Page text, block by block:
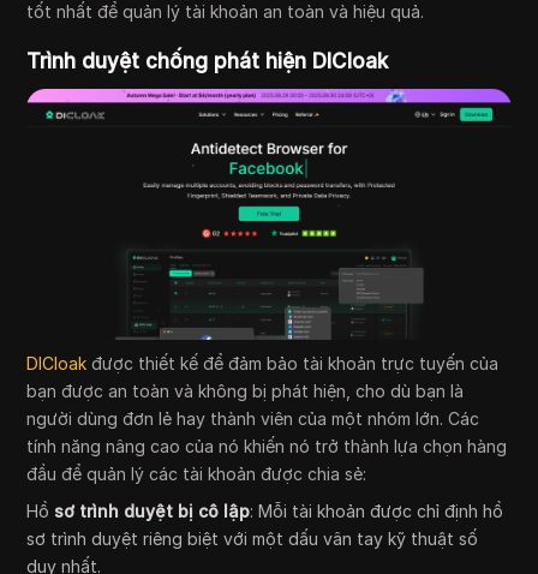
tốt nhất để quản lý tài khoản an toàn và hiệu quả.
Trình duyệt chống phát hiện DICloak
DICloak được thiết kế để đảm bảo tài khoản trực tuyến của
bạn được an toàn và không bị phát hiện, cho dù bạn là
người dùng đơn lẻ hay thành viên của một nhóm lớn. Các
tính năng nâng cao của nó khiến nó trở thành lựa chọn hàng
đầu để quản lý các tài khoản được chia sẻ:
Hồ sơ trình duyệt bị cô lập: Mỗi tài khoản được chỉ định hồ
sơ trình duyệt riêng biệt với một dấu vân tay kỹ thuật số
duy nhất.